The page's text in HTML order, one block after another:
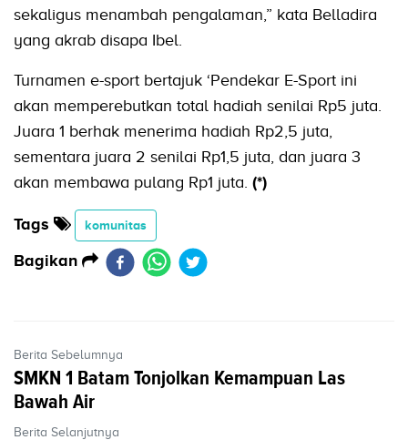
sekaligus menambah pengalaman,” kata Belladira
yang akrab disapa Ibel.
Turnamen e-sport bertajuk ‘Pendekar E-Sport ini
akan memperebutkan total hadiah senilai Rp5 juta.
Juara 1 berhak menerima hadiah Rp2,5 juta,
sementara juara 2 senilai Rp1,5 juta, dan juara 3
akan membawa pulang Rp1 juta. (*)
Tags komunitas
Bagikan
Berita Sebelumnya
SMKN 1 Batam Tonjolkan Kemampuan Las
Bawah Air
Berita Selanjutnya